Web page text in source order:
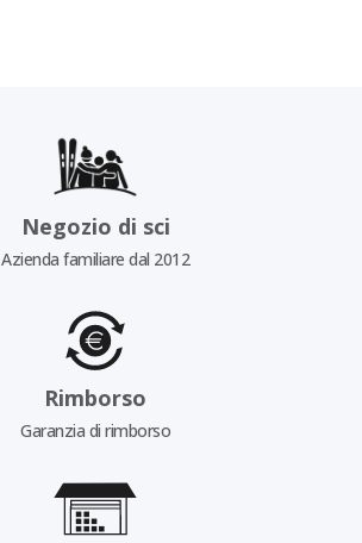
Negozio di sci
Azienda familiare dal 2012
Rimborso
Garanzia di rimborso